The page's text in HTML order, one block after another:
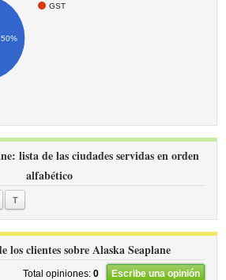
GST
50%
lista de las ciudades servidas en orden
alfabético
T
los clientes sobre Alaska Seaplane
Total opiniones: 0 Escribe una opinión